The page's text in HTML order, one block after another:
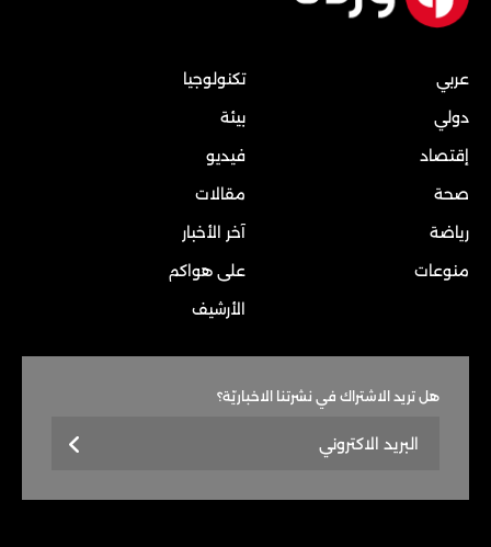
عربي
دولي
إقتصاد
صحة
رياضة
منوعات
تكنولوجيا
بيئة
فيديو
مقالات
آخر الأخبار
على هواكم
الأرشيف
هل تريد الاشتراك في نشرتنا الاخباريّة؟